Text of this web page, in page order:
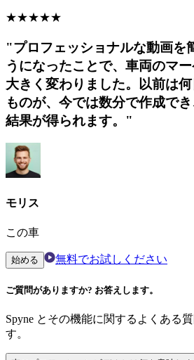
動画マーケティングで
Spyne に自動車プロモーション ビデ
ものディーラーの一員になりましょう
01
30万本以上のプロモーションビデオを
プロフェッショナルな自動車プロモ
を宣伝します。
大規模なデータベースにより、Spyne
た成果を生み出すことができます。
03
50以上のテンプレート
ご希望の自動車プロモーションビデ